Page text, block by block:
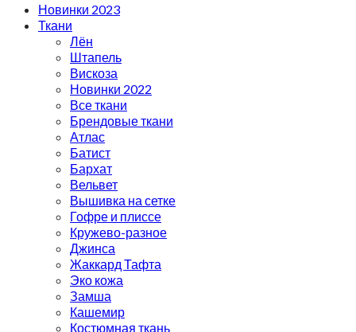
Новинки 2023
Ткани
Лён
Штапель
Вискоза
Новинки 2022
Все ткани
Брендовые ткани
Атлас
Батист
Бархат
Вельвет
Вышивка на сетке
Гофре и плиссе
Кружево-разное
Джинса
Жаккард Тафта
Эко кожа
Замша
Кашемир
Костюмная ткань